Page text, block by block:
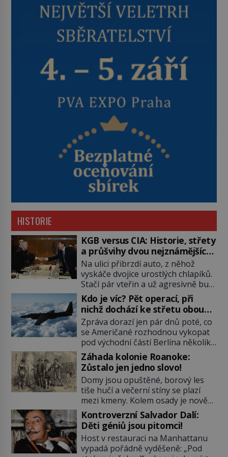
HISTORIE
KGB versus CIA: Historie, střety
a průšvihy dvou nejznámějších
tajných služeb historie
Na ulici přibrzdí auto, z něhož
vyskáče dvojice urostlých chlapíků.
Stačí pár vteřin a už agresivně buší
na dveře. O další okamžik později
vlečou nebožáka do auta, a pak už
ho nikdy nikdo nespatří. Dostal se
totiž do rukou všemocné KGB. Jako
sourozenci, kteří si nemohou přijít
na jméno. Neustále se předhání v
plánování sabotáží, […]
Kdo je víc? Pět operací, při
nichž dochází ke střetu obou
tajných služeb
Zpráva dorazí jen pár dnů poté, co
se Američané rozhodnou vykopat
pod východní částí Berlína několik
stovek metrů dlouhý tunel. Sověti
na sobě nenechají nic znát a
nechají nepřítele, aby si myslel, že
je přechytračil. Cennou informaci
jim dodá jeden z agentů. Oba
tábory jsou zvyklé působit v pozadí
a podle situace tlačit, jak oni […]
Záhada kolonie Roanoke:
Zůstalo jen jedno slovo!
Domy jsou opuštěné, borový les
tiše hučí a večerní stíny se plazí
mezi kmeny. Kolem osady je nově
postavená palisáda, ale ani to
nejspíš nedokáže osadníky
zachránit. Muži, ženy, děti – všichni
jsou pryč. Nadobro a navždycky!
Kapitán John White (asi 1539–1593)
Kontroverzní Salvador Dalí:
Děti géniů jsou pitomci!
Host v restauraci na Manhattanu
vypadá pořádně vyděšeně: „Pod